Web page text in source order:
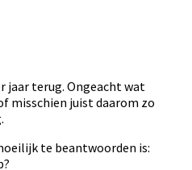
jaar terug. Ongeacht wat
misschien juist daarom zo
te beantwoorden is: